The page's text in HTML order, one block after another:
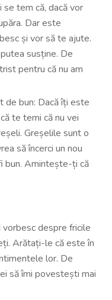
tem că, dacă vor
Dar este
și vor să te ajute.
susține. De
pentru că nu am
de bun: Dacă îți este
te temi că nu vei
Greșelile sunt o
să încerci un nou
bun. Amintește-ți că
despre fricile
Arătați-le că este în
lor. De
să îmi povestești mai